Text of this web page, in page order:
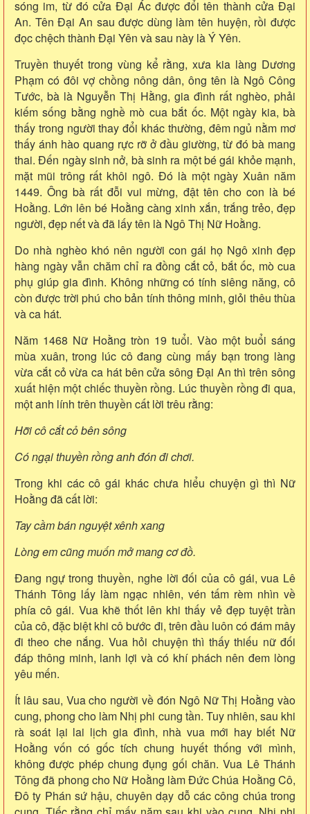
sóng im, từ đó cửa Đại Ác được đổi tên thành cửa Đại
An. Tên Đại An sau được dùng làm tên huyện, rồi được
đọc chệch thành Đại Yên và sau này là Ý Yên.
Truyền thuyết trong vùng kể rằng, xưa kia làng Dương
Phạm có đôi vợ chồng nông dân, ông tên là Ngô Công
Tước, bà là Nguyễn Thị Hằng, gia đình rất nghèo, phải
kiếm sống bằng nghề mò cua bắt ốc. Một ngày kia, bà
thấy trong người thay đổi khác thường, đêm ngủ nằm mơ
thấy ánh hào quang rực rỡ ở đầu giường, từ đó bà mang
thai. Đến ngày sinh nở, bà sinh ra một bé gái khỏe mạnh,
mặt mũi trông rất khôi ngô. Đó là một ngày Xuân năm
1449. Ông bà rất đỗi vui mừng, đật tên cho con là bé
Hoằng. Lớn lên bé Hoằng càng xinh xắn, trắng trẻo, đẹp
người, đẹp nết và đã lấy tên là Ngô Thị Nữ Hoằng.
Do nhà nghèo khó nên người con gái họ Ngô xinh đẹp
hàng ngày vẫn chăm chỉ ra đồng cắt cỏ, bắt ốc, mò cua
phụ giúp gia đình. Không những có tính siêng năng, cô
còn được trời phú cho bản tính thông minh, giỏi thêu thùa
và ca hát.
Năm 1468 Nữ Hoằng tròn 19 tuổi. Vào một buổi sáng
mùa xuân, trong lúc cô đang cùng mấy bạn trong làng
vừa cắt cỏ vừa ca hát bên cửa sông Đại An thì trên sông
xuất hiện một chiếc thuyền rồng. Lúc thuyền rồng đi qua,
một anh lính trên thuyền cất lời trêu rằng:
Hỡi cô cắt cỏ bên sông
Có ngại thuyền rồng anh đón đi chơi.
Trong khi các cô gái khác chưa hiểu chuyện gì thì Nữ
Hoằng đã cất lời:
Tay cầm bán nguyệt xênh xang
Lòng em cũng muốn mở mang cơ đồ.
Đang ngự trong thuyền, nghe lời đối của cô gái, vua Lê
Thánh Tông lấy làm ngạc nhiên, vén tấm rèm nhìn về
phía cô gái. Vua khẽ thốt lên khi thấy vẻ đẹp tuyệt trần
của cô, đặc biệt khi cô bước đi, trên đầu luôn có đám mây
đi theo che nắng. Vua hỏi chuyện thì thấy thiếu nữ đối
đáp thông minh, lanh lợi và có khí phách nên đem lòng
yêu mến.
Ít lâu sau, Vua cho người về đón Ngô Nữ Thị Hoằng vào
cung, phong cho làm Nhị phi cung tần. Tuy nhiên, sau khi
rà soát lại lai lịch gia đình, nhà vua mới hay biết Nữ
Hoằng vốn có gốc tích chung huyết thống với mình,
không được phép chung đụng gối chăn. Vua Lê Thánh
Tông đã phong cho Nữ Hoằng làm Đức Chúa Hoằng Cô,
Đô ty Phán sứ hậu, chuyên dạy dỗ các công chúa trong